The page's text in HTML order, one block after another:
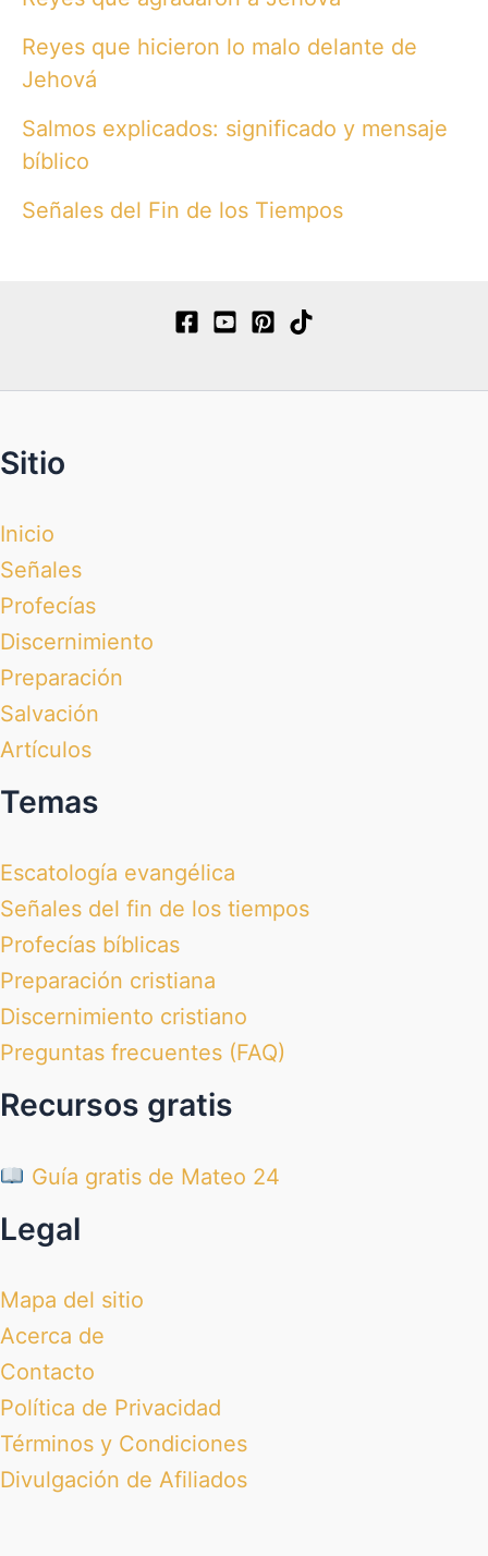
Reyes que hicieron lo malo delante de
Jehová
Salmos explicados: significado y mensaje
bíblico
Señales del Fin de los Tiempos
Sitio
Inicio
Señales
Profecías
Discernimiento
Preparación
Salvación
Artículos
Temas
Escatología evangélica
Señales del fin de los tiempos
Profecías bíblicas
Preparación cristiana
Discernimiento cristiano
Preguntas frecuentes (FAQ)
Recursos gratis
Guía gratis de Mateo 24
Legal
Mapa del sitio
Acerca de
Contacto
Política de Privacidad
Términos y Condiciones
Divulgación de Afiliados